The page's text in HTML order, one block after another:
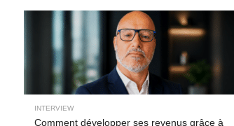
INTERVIEW
Comment développer ses revenus grâce à